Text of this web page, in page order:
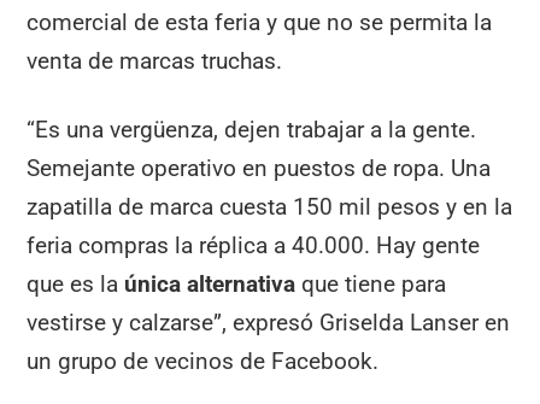
comercial de esta feria y que no se permita la
venta de marcas truchas.
“Es una vergüenza, dejen trabajar a la gente.
Semejante operativo en puestos de ropa. Una
zapatilla de marca cuesta 150 mil pesos y en la
feria compras la réplica a 40.000. Hay gente
que es la única alternativa que tiene para
vestirse y calzarse”, expresó Griselda Lanser en
un grupo de vecinos de Facebook.